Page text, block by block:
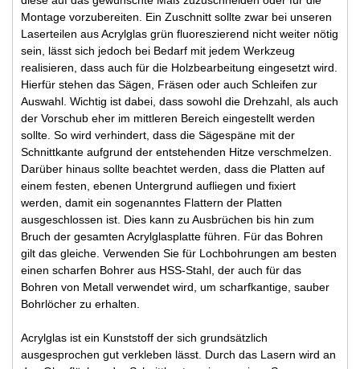
Montage vorzubereiten. Ein Zuschnitt sollte zwar bei unseren
Laserteilen aus Acrylglas grün fluoreszierend nicht weiter nötig
sein, lässt sich jedoch bei Bedarf mit jedem Werkzeug
realisieren, dass auch für die Holzbearbeitung eingesetzt wird.
Hierfür stehen das Sägen, Fräsen oder auch Schleifen zur
Auswahl. Wichtig ist dabei, dass sowohl die Drehzahl, als auch
der Vorschub eher im mittleren Bereich eingestellt werden
sollte. So wird verhindert, dass die Sägespäne mit der
Schnittkante aufgrund der entstehenden Hitze verschmelzen.
Darüber hinaus sollte beachtet werden, dass die Platten auf
einem festen, ebenen Untergrund aufliegen und fixiert
werden, damit ein sogenanntes Flattern der Platten
ausgeschlossen ist. Dies kann zu Ausbrüchen bis hin zum
Bruch der gesamten Acrylglasplatte führen. Für das Bohren
gilt das gleiche. Verwenden Sie für Lochbohrungen am besten
einen scharfen Bohrer aus HSS-Stahl, der auch für das
Bohren von Metall verwendet wird, um scharfkantige, sauber
Bohrlöcher zu erhalten.
Acrylglas ist ein Kunststoff der sich grundsätzlich
ausgesprochen gut verkleben lässt. Durch das Lasern wird an